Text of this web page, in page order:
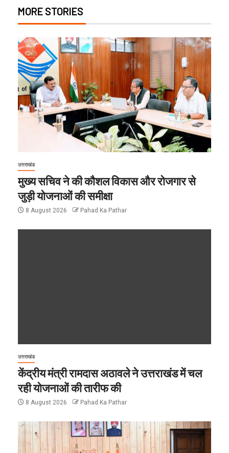
MORE STORIES
उत्तराखंड
मुख्य सचिव ने की कौशल विकास और रोजगार से
जुड़ी योजनाओं की समीक्षा
8 August 2026 Pahad Ka Pathar
उत्तराखंड
केंद्रीय मंत्री रामदास अठावले ने उत्तराखंड में चल
रही योजनाओं की तारीफ की
8 August 2026 Pahad Ka Pathar